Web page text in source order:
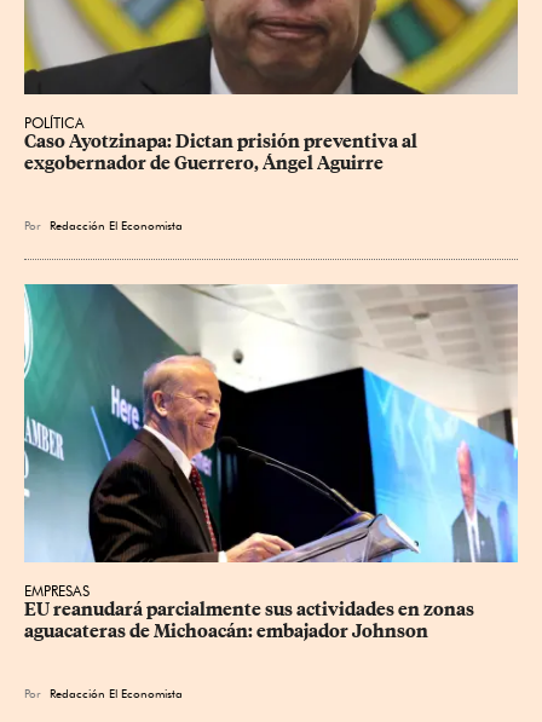
POLÍTICA
Caso Ayotzinapa: Dictan prisión preventiva al
exgobernador de Guerrero, Ángel Aguirre
Por Redacción El Economista
EMPRESAS
EU reanudará parcialmente sus actividades en zonas
aguacateras de Michoacán: embajador Johnson
Por Redacción El Economista